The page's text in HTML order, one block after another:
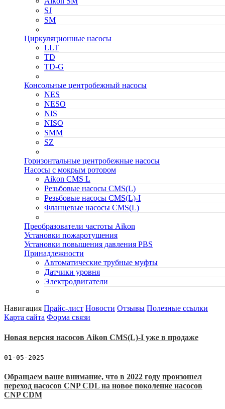
SJ
SM
Циркуляционные насосы
LLT
TD
TD-G
Консольные центробежный насосы
NES
NESO
NIS
NISO
SMM
SZ
Горизонтальные центробежные насосы
Насосы с мокрым ротором
Aikon CMS L
Резьбовые насосы CMS(L)
Резьбовые насосы CMS(L)-I
Фланцевые насосы CMS(L)
Преобразователи частоты Aikon
Установки пожаротушения
Установки повышения давления PBS
Принадлежности
Автоматические трубные муфты
Датчики уровня
Электродвигатели
Навигация Прайс-лист Новости Отзывы Полезные ссылки
Карта сайта Форма связи
Новая версия насосов Aikon CMS(L)-I уже в продаже
01-05-2025
Обращаем ваше внимание, что в 2022 году произошел
переход насосов CNP CDL на новое поколение насосов
CNP CDM